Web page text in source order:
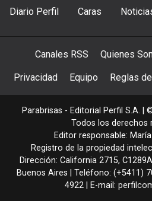
Diario Perfil Caras
Canales RSS Quienes
Privacidad Equipo Reglas
Parabrisas - Editorial Perfil S.A. |
Todos los derechos
Editor responsable:
Registro de la propiedad
Dirección: California 2715,
Buenos Aires | Teléfono: (+5411)
4922 | E-mail: